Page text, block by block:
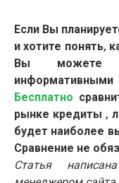
Если Вы
и хотите понять,
Вы можете
Бесплатно
рынке кредиты ,
будет наиболее
Сравнение не
Статья